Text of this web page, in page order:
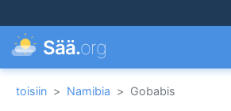
Sää.org
toisiin > Namibia > Gobabis